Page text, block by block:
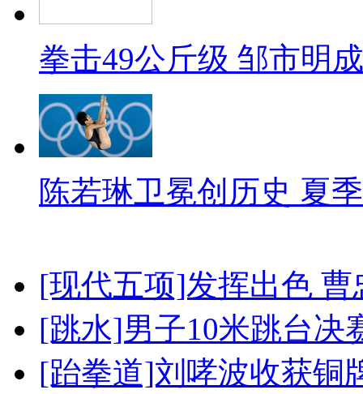
拳击49公斤级 邹市明
陈若琳卫冕创历史 夏
[现代五项]发挥出色
[跳水]男子10米跳台决
[跆拳道]刘哮波收获铜